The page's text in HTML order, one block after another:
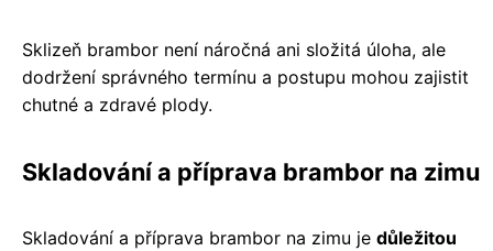
Sklizeň brambor není náročná ani složitá úloha, ale
dodržení správného termínu a postupu mohou zajistit
chutné a zdravé plody.
Skladování a příprava brambor na zimu
Skladování a příprava brambor na zimu je důležitou